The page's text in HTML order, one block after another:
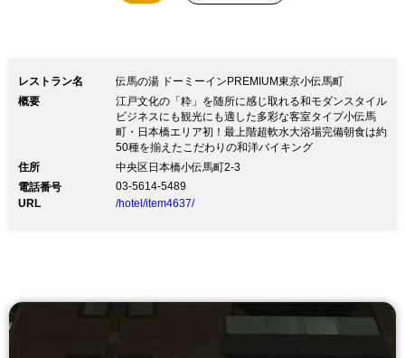
レストラン名
伝馬の湯 ドーミーインPREMIUM東京小伝馬町
概要
江戸文化の「粋」を随所に感じ取れる和モダンスタイル
ビジネスにも観光にも適した多彩な客室タイプ小伝馬
町・日本橋エリア初！最上階超軟水大浴場完備朝食は約
50種を揃えたこだわりの和洋バイキング
住所
中央区日本橋小伝馬町2-3
電話番号
03-5614-5489
URL
/hotel/item4637/